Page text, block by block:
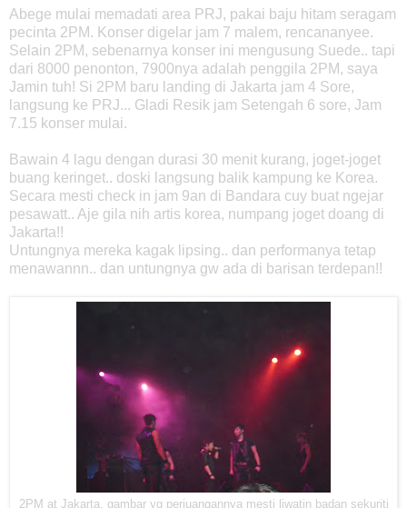
Abege mulai memadati area PRJ, pakai baju hitam seragam
pecinta 2PM. Konser digelar jam 7 malem, rencananyee.
Selain 2PM, sebenarnya konser ini mengusung Suede.. tapi
dari 8000 penonton, 7900nya adalah penggila 2PM, saya
Jamin tuh! Si 2PM baru landing di Jakarta jam 4 Sore,
langsung ke PRJ... Gladi Resik jam Setengah 6 sore, Jam
7.15 konser mulai.
Bawain 4 lagu dengan durasi 30 menit kurang, joget-joget
buang keringet.. doski langsung balik kampung ke Korea.
Secara mesti check in jam 9an di Bandara cuy buat ngejar
pesawatt.. Aje gila nih artis korea, numpang joget doang di
Jakarta!!
Untungnya mereka kagak lipsing.. dan performanya tetap
menawannn.. dan untungnya gw ada di barisan terdepan!!
2PM at Jakarta, gambar yg perjuangannya mesti liwatin badan sekuriti